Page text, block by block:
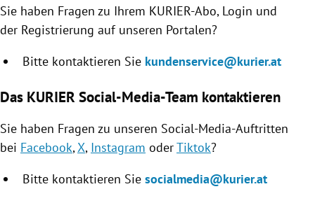
Untermenü
Sie haben Fragen zu Ihrem KURIER-Abo, Login und
der Registrierung auf unseren Portalen?
Bitte kontaktieren Sie kundenservice@kurier.at
Das KURIER Social-Media-Team kontaktieren
Sie haben Fragen zu unseren Social-Media-Auftritten
bei Facebook, X, Instagram oderTiktok?
Bitte kontaktieren Sie socialmedia@kurier.at